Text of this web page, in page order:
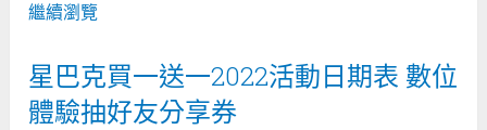
繼續瀏覽
星巴克買一送一2022活動日期表 數位
體驗抽好友分享券